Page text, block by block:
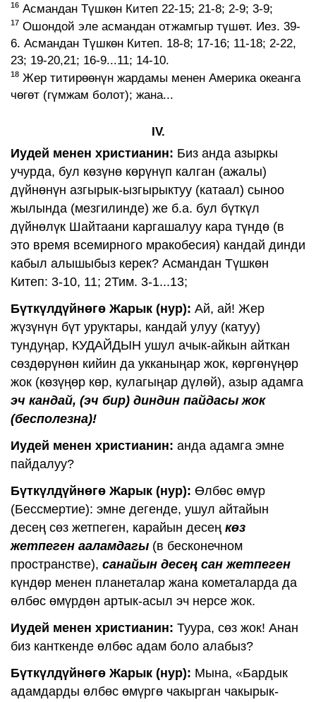
16 Асмандан Түшкөн Китеп 22-15; 21-8; 2-9; 3-9;
17 Ошондой эле асмандан отжамгыр түшөт. Иез. 39-
6. Асмандан Түшкөн Китеп. 18-8; 17-16; 11-18; 2-22,
23; 19-20,21; 16-9...11; 14-10.
18 Жер титирөөнүн жардамы менен Америка океанга
чөгөт (гүмжам болот); жана...
IV.
Иудей менен христианин: Биз анда азыркы
учурда, бул көзүнө көрүнүп калган (ажалы)
дүйнөнүн азгырык-ызгырыктуу (катаал) сыноо
жылында (мезгилинде) же б.а. бул бүткүл
дүйнөлүк Шайтаани каргашалуу кара түндө (в
это время всемирного мракобесия) кандай динди
кабыл алышыбыз керек? Асмандан Түшкөн
Китеп: 3-10, 11; 2Тим. 3-1...13;
Бүткүлдүйнөгө Жарык (нур): Ай, ай! Жер
жүзүнүн бүт уруктары, кандай улуу (катуу)
тундуңар, КУДАЙДЫН ушул ачык-айкын айткан
сөздөрүнөн кийин да укканыңар жок, көргөнүңөр
жок (көзүңөр көр, кулагыңар дүлѳй), азыр адамга
эч кандай, (эч бир) диндин пайдасы жок
(бесполезна)!
Иудей менен христианин: анда адамга эмне
пайдалуу?
Бүткүлдүйнөгө Жарык (нур): Өлбөс өмүр
(Бессмертие): эмне дегенде, ушул айтайын
десең сөз жетпеген, карайын десең көз
жетпеген ааламдагы (в бесконечном
пространстве), санайын десең сан жетпеген
күндөр менен планеталар жана кометаларда да
өлбөс өмүрдөн артык-асыл эч нерсе жок.
Иудей менен христианин: Туура, сөз жок! Анан
биз канткенде өлбөс адам боло алабыз?
Бүткүлдүйнөгө Жарык (нур): Мына, «Бардык
адамдарды өлбөс өмүргө чакырган чакырык-